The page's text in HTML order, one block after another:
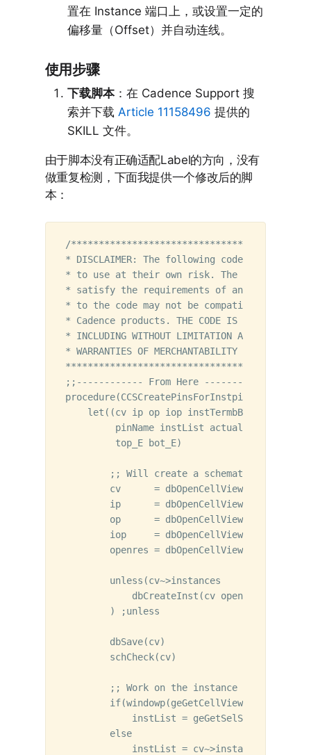
置在 Instance 端口上，或设置一定的
偏移量（Offset）并自动连线。
使用步骤
下载脚本：在 Cadence Support 搜
索并下载 Article 11158496 提供的
SKILL 文件。
由于脚本没有正确适配Label的方向，没有
做重复检测，下面我提供一个修改后的脚
本：
/
* DISCLAIMER: The following code is
* to use at their own risk. The code may
* satisfy the requirements of any user. The
* to the code may not be compatible with
* Cadence products. THE CODE IS PROVIDED
* INCLUDING WITHOUT LIMITATION ANY
* WARRANTIES OF MERCHANTABILITY OR
;;------------ From Here ------------------
procedure(CCSCreatePinsForInstpins(libName
let((cv ip op iop instTermbBox x1 y1 xf
pinName instList actualList
         top_E bot_E)
        ;; Will create a schematic view
cv      =
ip      =
op      =
iop     =
openres =
        unless(cv~>instances
dbCreateInst(cv openres "I1"
        ) ;unless
        dbSave(cv)
        schCheck(cv)
;; Work on the instance selected /
if(windowp(geGetCellViewWindow(cv))
            instList = geGetSelSet()
        else
            instList = cv~>instances